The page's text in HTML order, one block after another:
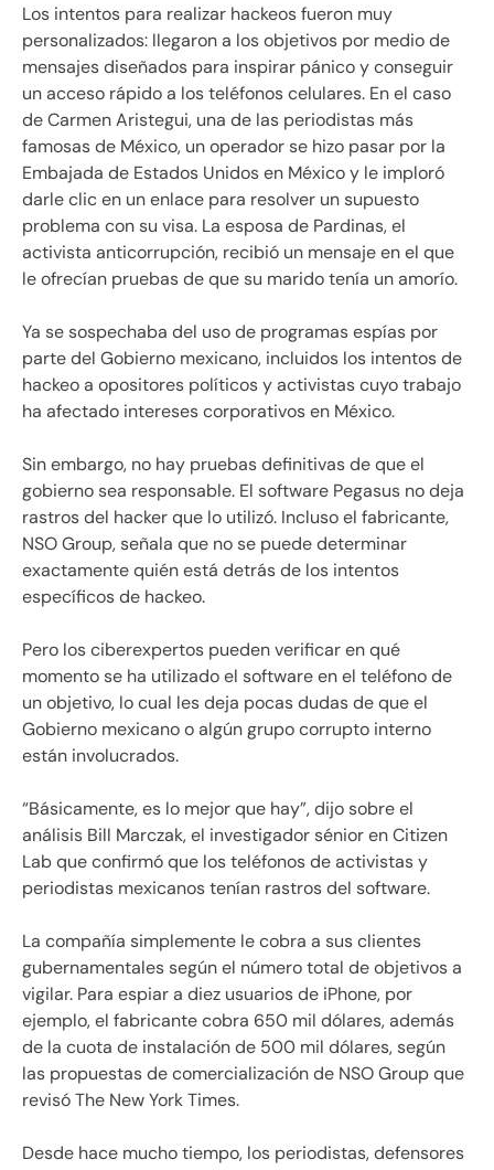
Los intentos para realizar hackeos fueron muy
personalizados: llegaron a los objetivos por medio de
mensajes diseñados para inspirar pánico y conseguir
un acceso rápido a los teléfonos celulares. En el caso
de Carmen Aristegui, una de las periodistas más
famosas de México, un operador se hizo pasar por la
Embajada de Estados Unidos en México y le imploró
darle clic en un enlace para resolver un supuesto
problema con su visa. La esposa de Pardinas, el
activista anticorrupción, recibió un mensaje en el que
le ofrecían pruebas de que su marido tenía un amorío.
Ya se sospechaba del uso de programas espías por
parte del Gobierno mexicano, incluidos los intentos de
hackeo a opositores políticos y activistas cuyo trabajo
ha afectado intereses corporativos en México.
Sin embargo, no hay pruebas definitivas de que el
gobierno sea responsable. El software Pegasus no deja
rastros del hacker que lo utilizó. Incluso el fabricante,
NSO Group, señala que no se puede determinar
exactamente quién está detrás de los intentos
específicos de hackeo.
Pero los ciberexpertos pueden verificar en qué
momento se ha utilizado el software en el teléfono de
un objetivo, lo cual les deja pocas dudas de que el
Gobierno mexicano o algún grupo corrupto interno
están involucrados.
“Básicamente, es lo mejor que hay”, dijo sobre el
análisis Bill Marczak, el investigador sénior en Citizen
Lab que confirmó que los teléfonos de activistas y
periodistas mexicanos tenían rastros del software.
La compañía simplemente le cobra a sus clientes
gubernamentales según el número total de objetivos a
vigilar. Para espiar a diez usuarios de iPhone, por
ejemplo, el fabricante cobra 650 mil dólares, además
de la cuota de instalación de 500 mil dólares, según
las propuestas de comercialización de NSO Group que
revisó The New York Times.
Desde hace mucho tiempo, los periodistas, defensores